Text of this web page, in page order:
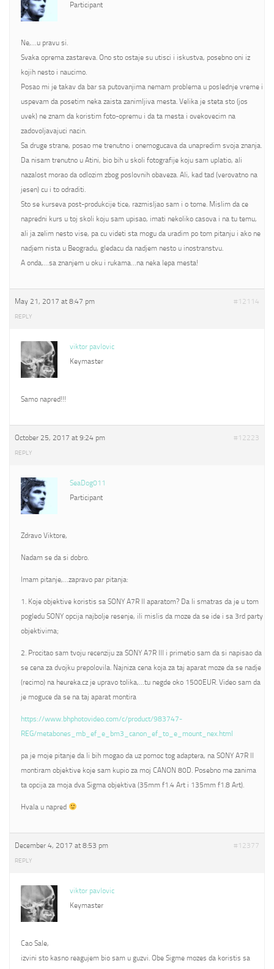
Participant
Ne,…u pravu si.
Svaka oprema zastareva. Ono sto ostaje su utisci i iskustva, posebno oni iz
kojih nesto i naucimo.
Posao mi je takav da bar sa putovanjima nemam problema u poslednje vreme i
uspevam da posetim neka zaista zanimljiva mesta. Velika je steta sto (jos
uvek) ne znam da koristim foto-opremu i da ta mesta i ovekovecim na
zadovoljavajuci nacin.
Sa druge strane, posao me trenutno i onemogucava da unapredim svoja znanja.
Da nisam trenutno u Atini, bio bih u skoli fotografije koju sam uplatio, ali
nazalost morao da odlozim zbog poslovnih obaveza. Ali, kad tad (verovatno na
jesen) cu i to odraditi.
Sto se kurseva post-produkcije tice, razmisljao sam i o tome. Mislim da ce
napredni kurs u toj skoli koju sam upisao, imati nekoliko casova i na tu temu,
ali ja zelim nesto vise, pa cu videti sta mogu da uradim po tom pitanju i ako ne
nadjem nista u Beogradu, gledacu da nadjem nesto u inostranstvu.
A onda,…sa znanjem u oku i rukama…na neka lepa mesta!
May 21, 2017 at 8:47 pm #12114
REPLY
viktor pavlovic
Keymaster
Samo napred!!!
October 25, 2017 at 9:24 pm #12223
REPLY
SeaDog011
Participant
Zdravo Viktore,
Nadam se da si dobro.
Imam pitanje,…zapravo par pitanja:
1. Koje objektive koristis sa SONY A7R II aparatom? Da li smatras da je u tom
pogledu SONY opcija najbolje resenje, ili mislis da moze da se ide i sa 3rd party
objektivima;
2. Procitao sam tvoju recenziju za SONY A7R III i primetio sam da si napisao da
se cena za dvojku prepolovila. Najniza cena koja za taj aparat moze da se nadje
(recimo) na heureka.cz je upravo tolika,…tu negde oko 1500EUR. Video sam da
je moguce da se na taj aparat montira
https://www.bhphotovideo.com/c/product/983747-
REG/metabones_mb_ef_e_bm3_canon_ef_to_e_mount_nex.html
pa je moje pitanje da li bih mogao da uz pomoc tog adaptera, na SONY A7R II
montiram objektive koje sam kupio za moj CANON 80D. Posebno me zanima
ta opcija za moja dva Sigma objektiva (35mm f1.4 Art i 135mm f1.8 Art).
Hvala u napred
December 4, 2017 at 8:53 pm #12377
REPLY
viktor pavlovic
Keymaster
Cao Sale,
izvini sto kasno reagujem bio sam u guzvi. Obe Sigme mozes da koristis sa